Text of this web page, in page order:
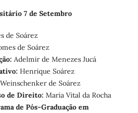
7 de Setembro
de Soárez
de Soárez
Adelmir de Menezes Jucá
Henrique Soárez
de Soárez
de Direito: Maria Vital da Rocha
de Pós-Graduação em